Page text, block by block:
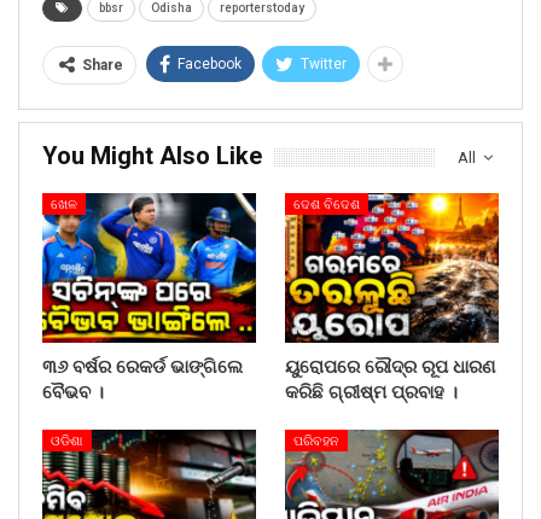
bbsr Odisha reporterstoday
Share Facebook Twitter
All
You Might Also Like
ଖେଳ
୩୬ ବର୍ଷର ରେକର୍ଡ ଭାଙ୍ଗିଲେ
ବୈଭବ ।
ଦେଶ ବିଦେଶ
ୟୁରୋପରେ ରୌଦ୍ର ରୂପ ଧାରଣ
କରିଛି ଗ୍ରୀଷ୍ମ ପ୍ରବାହ ।
ଓଡିଶା ପରିବହନ